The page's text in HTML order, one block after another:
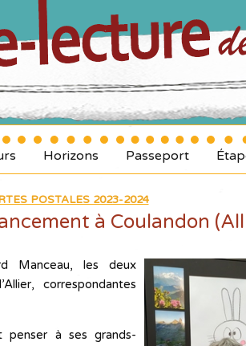
Horizons Passeport
POSTALES 2023-2024
à Coulandon
Manceau, les deux
correspondantes
penser à ses grands-